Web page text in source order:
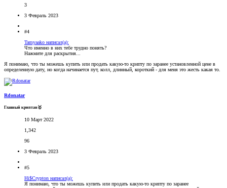
3
3 Февраль 2023
#4
Tamyaako написал(а):
Что именно в них тебе трудно понять?
Нажмите для раскрытия...
Я понимаю, что ты можешь купить или продать какую-то крипту по заранее установленной цене в
определенную дату, но когда начинается пут, колл, длинный, короткий - для меня это жесть какая то.
Rdonatar
Главный криптан🥇
10 Март 2022
1,342
96
3 Февраль 2023
#5
Hi$Crypton написал(а):
Я понимаю, что ты можешь купить или продать какую-то крипту по заранее